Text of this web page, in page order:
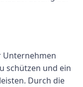
Unternehmen
schützen und ein
Durch die